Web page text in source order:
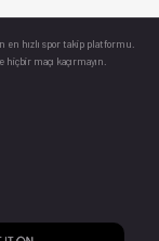
en hızlı spor takip platformu.
maçı kaçırmayın.